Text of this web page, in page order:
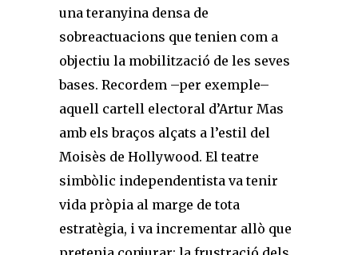
una teranyina densa de
sobreactuacions que tenien com a
objectiu la mobilització de les seves
bases. Recordem –per exemple–
aquell cartell electoral d’Artur Mas
amb els braços alçats a l’estil del
Moisès de Hollywood. El teatre
simbòlic independentista va tenir
vida pròpia al marge de tota
estratègia, i va incrementar allò que